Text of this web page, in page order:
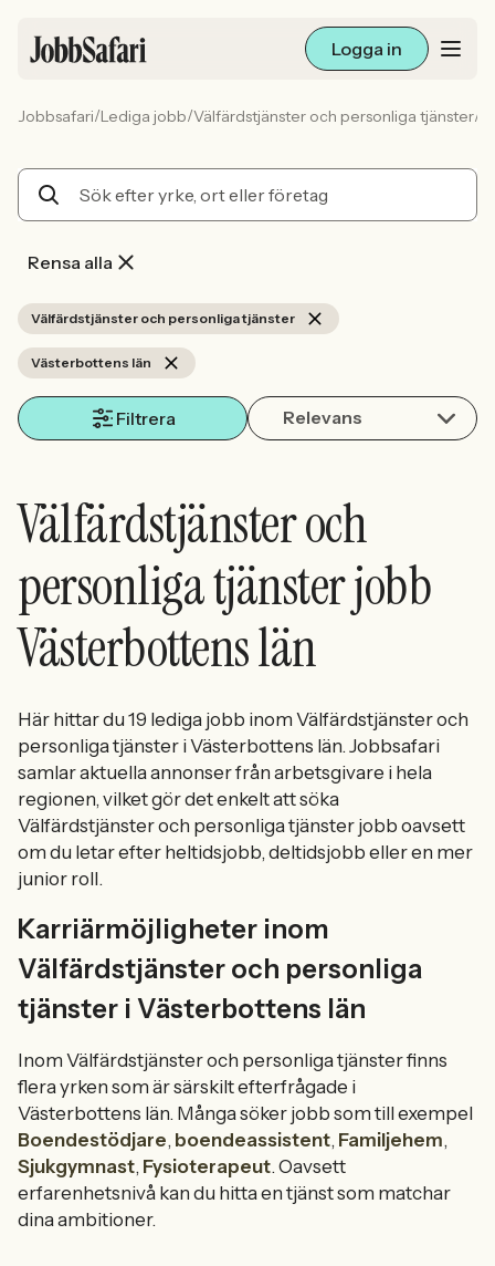
Logga in
Arbetsliv och karriär
Sök med AI
Ny här? Skapa konto
Jobbsafari/Lediga jobb/Välfärdstjänster och personliga tjänster/
Rensa alla
Välfärdstjänster och personliga tjänster
Västerbottens län
Filtrera Relevans
Välfärdstjänster och
personliga tjänster jobb
Västerbottens län
Här hittar du 19 lediga jobb inom Välfärdstjänster och
personliga tjänster i Västerbottens län. Jobbsafari
samlar aktuella annonser från arbetsgivare i hela
regionen, vilket gör det enkelt att söka
Välfärdstjänster och personliga tjänster jobb oavsett
om du letar efter heltidsjobb, deltidsjobb eller en mer
junior roll.
Karriärmöjligheter inom
Välfärdstjänster och personliga
tjänster i Västerbottens län
Inom Välfärdstjänster och personliga tjänster finns
flera yrken som är särskilt efterfrågade i
Västerbottens län. Många söker jobb som till exempel
Boendestödjare, boendeassistent, Familjehem,
Sjukgymnast, Fysioterapeut. Oavsett
erfarenhetsnivå kan du hitta en tjänst som matchar
dina ambitioner.